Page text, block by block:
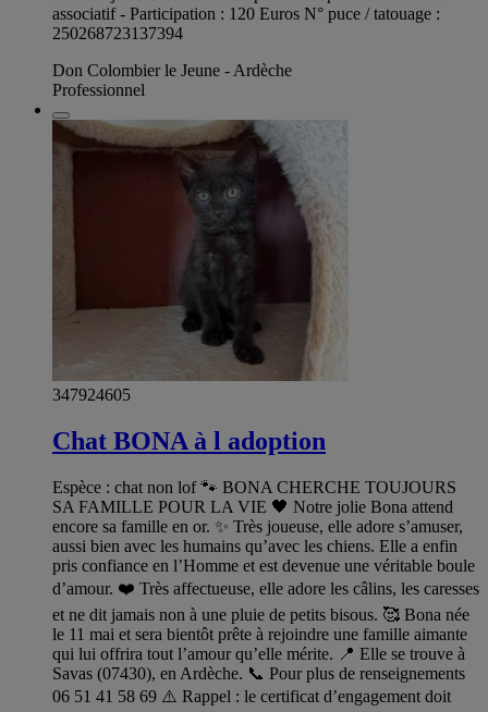
associatif - Participation : 120 Euros N° puce / tatouage :
250268723137394
Don Colombier le Jeune - Ardèche
Professionnel
347924605
Chat BONA à l adoption
Espèce : chat non lof 🐾 BONA CHERCHE TOUJOURS
SA FAMILLE POUR LA VIE 🖤 Notre jolie Bona attend
encore sa famille en or. ✨ Très joueuse, elle adore s’amuser,
aussi bien avec les humains qu’avec les chiens. Elle a enfin
pris confiance en l’Homme et est devenue une véritable boule
d’amour. ❤️ Très affectueuse, elle adore les câlins, les caresses
et ne dit jamais non à une pluie de petits bisous. 🥰 Bona née
le 11 mai et sera bientôt prête à rejoindre une famille aimante
qui lui offrira tout l’amour qu’elle mérite. 📍 Elle se trouve à
Savas (07430), en Ardèche. 📞 Pour plus de renseignements
06 51 41 58 69 ⚠️ Rappel : le certificat d’engagement doit